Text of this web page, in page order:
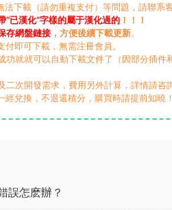
法下載（請勿重複支付）等問題，請聯
“已漢化”字樣的屬于漢化過的 ！！！
存網盤鏈接 ，方便後續下載更新。
即可下載，無需注冊會員。
功就就可以自動下載文件了（因部分插
次開發需求，費用另外計算，詳情請咨
兌換，不退還積分，購買時請提前知曉！
誤怎麽辦？